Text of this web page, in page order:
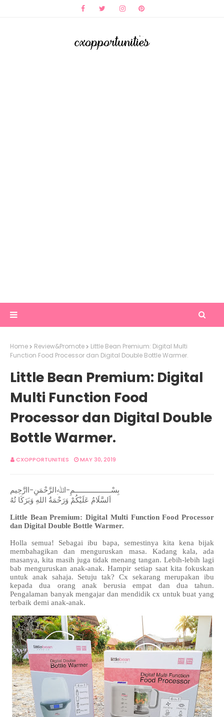
Home Review&Promote
Little Bean Premium: Digital Multi
Function Food Processor dan Digital Double Bottle Warmer.
Little Bean Premium: Digital
Multi Function Food
Processor dan Digital Double
Bottle Warmer.
CXOPPORTUNITIES MAY 30, 2019
بِسْــــــــــــــــــمِ-اﷲِالرَّحْمَنِ-اارَّحِيم
اَلسَّلَامُ عَلَيْكُمْ وَرَحْمَةُ اللهِ وَبَرَكَا تُهُ
Little Bean Premium: Digital Multi Function Food Processor
dan Digital Double Bottle Warmer.
Holla semua! Sebagai ibu bapa, semestinya kita kena bijak
membahagikan dan menguruskan masa. Kadang kala, ada
masanya, kita masih juga tidak menang tangan. Lebih-lebih lagi
bab menguruskan anak-anak. Hampir setiap saat kita fokuskan
untuk anak sahaja. Setuju tak? Cx sekarang merupakan ibu
kepada dua orang anak berusia empat dan dua tahun.
Pengalaman banyak mengajar dan mendidik cx untuk buat yang
terbaik demi anak-anak.